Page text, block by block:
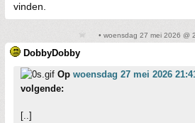
vinden.
• woensdag 27 mei 2026 @
DobbyDobby
Op woensdag 27 mei 2026
volgende:
[..]